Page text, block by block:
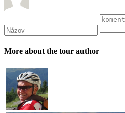
More about the tour author